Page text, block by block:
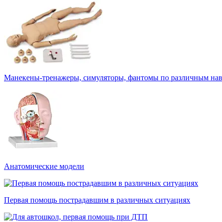
Манекены-тренажеры, симуляторы, фантомы по различным
Анатомические модели
Первая помощь пострадавшим в различных ситуациях